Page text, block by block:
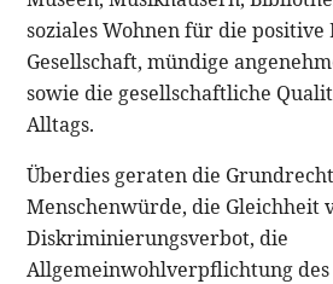
soziales Wohnen für die
Gesellschaft, mündige
sowie die gesellschaftliche
Alltags.
Überdies geraten die
Menschenwürde, die Gleichheit
Diskriminierungsverbot, die
Allgemeinwohlverpflichtung des